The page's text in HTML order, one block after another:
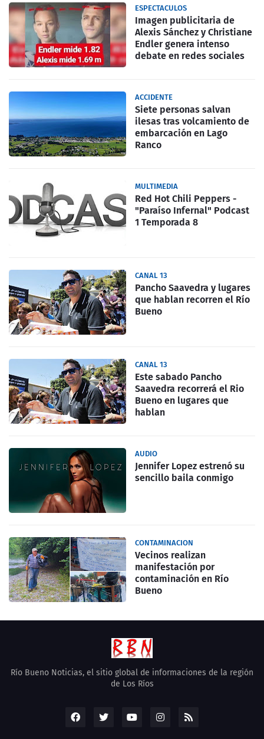
ESPECTACULOS
Imagen publicitaria de
Alexis Sánchez y Christiane
Endler genera intenso
debate en redes sociales
ACCIDENTE
Siete personas salvan
ilesas tras volcamiento de
embarcación en Lago
Ranco
MULTIMEDIA
Red Hot Chili Peppers -
"Paraíso Infernal" Podcast
1 Temporada 8
CANAL 13
Pancho Saavedra y lugares
que hablan recorren el Río
Bueno
CANAL 13
Este sabado Pancho
Saavedra recorrerá el Rio
Bueno en lugares que
hablan
AUDIO
Jennifer Lopez estrenó su
sencillo baila conmigo
CONTAMINACION
Vecinos realizan
manifestación por
contaminación en Río
Bueno
Río Bueno Noticias, el sitio global de informaciones de la región
de Los Ríos